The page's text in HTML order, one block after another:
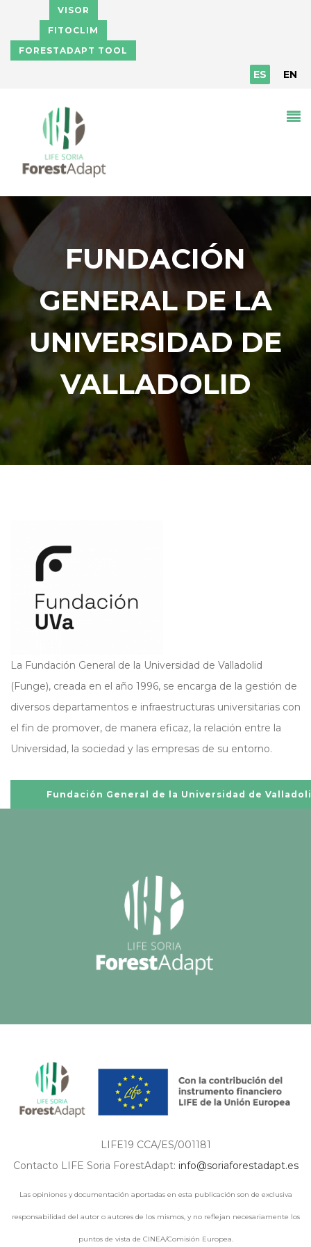
Pasar al contenido principal
VISOR
FITOCLIM
FORESTADAPT TOOL
ES EN
FUNDACIÓN
GENERAL DE LA
UNIVERSIDAD DE
VALLADOLID
La Fundación General de la Universidad de Valladolid
(Funge), creada en el año 1996, se encarga de la gestión de
diversos departamentos e infraestructuras universitarias con
el fin de promover, de manera eficaz, la relación entre la
Universidad, la sociedad y las empresas de su entorno.
Fundación General de la Universidad de
LIFE19 CCA/ES/001181
Contacto LIFE Soria ForestAdapt: info@soriaforestadapt.es
Las opiniones y documentación aportadas en esta publicación son de exclusiva
responsabilidad del autor o autores de los mismos, y no reflejan necesariamente los
puntos de vista de CINEA/Comisión Europea.